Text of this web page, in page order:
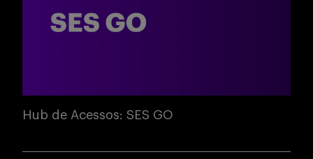
Hub de Acessos: SES GO